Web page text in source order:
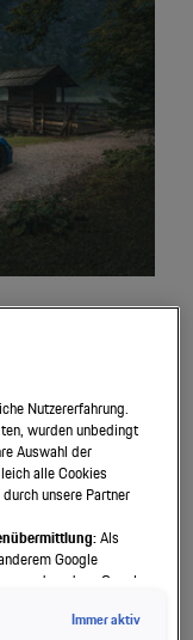
dem
vorbereiten?
Anhand einer
Komponenten.
von:
Nutzererfahrung.
wurden unbedingt
Auswahl der
alle Cookies
unsere Partner
Als
Google
werden, dass Google
den USA besteht kein
Immer aktiv